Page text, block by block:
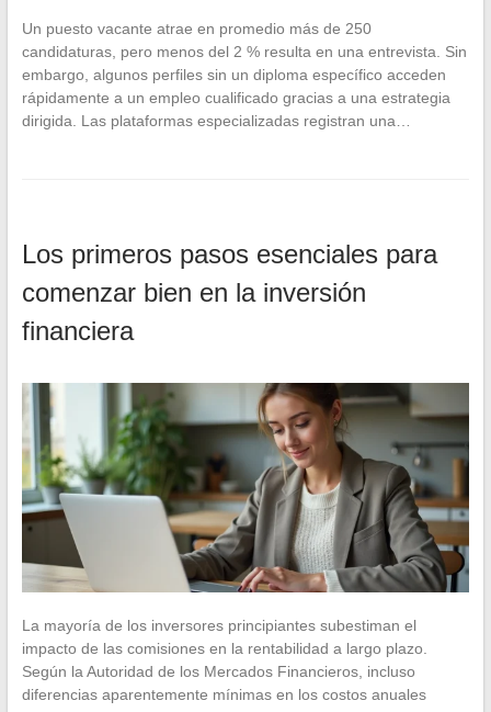
Un puesto vacante atrae en promedio más de 250
candidaturas, pero menos del 2 % resulta en una entrevista. Sin
embargo, algunos perfiles sin un diploma específico acceden
rápidamente a un empleo cualificado gracias a una estrategia
dirigida. Las plataformas especializadas registran una…
Los primeros pasos esenciales para
comenzar bien en la inversión
financiera
La mayoría de los inversores principiantes subestiman el
impacto de las comisiones en la rentabilidad a largo plazo.
Según la Autoridad de los Mercados Financieros, incluso
diferencias aparentemente mínimas en los costos anuales